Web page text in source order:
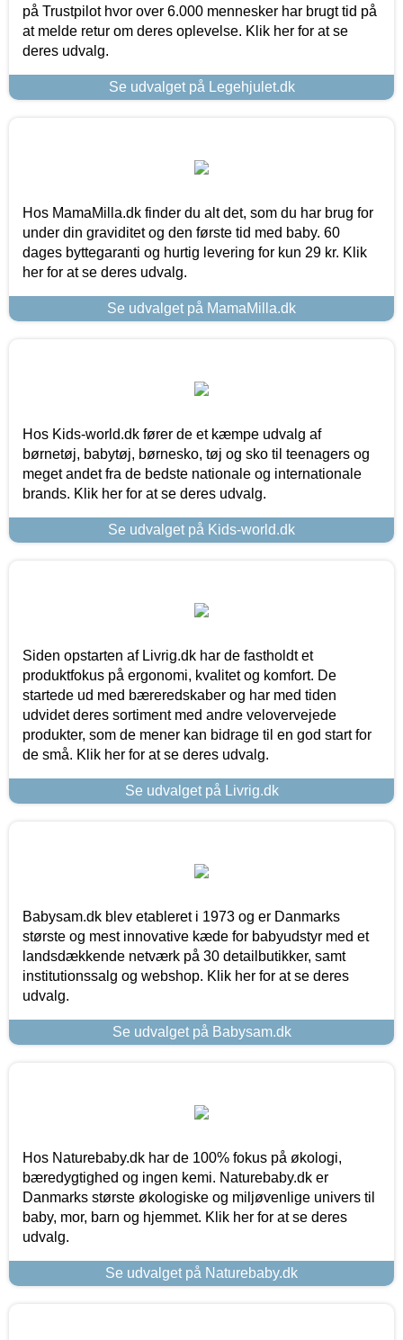
på Trustpilot hvor over 6.000 mennesker har brugt tid på
at melde retur om deres oplevelse. Klik her for at se
deres udvalg.
Se udvalget på Legehjulet.dk
Hos MamaMilla.dk finder du alt det, som du har brug for
under din graviditet og den første tid med baby. 60
dages byttegaranti og hurtig levering for kun 29 kr. Klik
her for at se deres udvalg.
Se udvalget på MamaMilla.dk
Hos Kids-world.dk fører de et kæmpe udvalg af
børnetøj, babytøj, børnesko, tøj og sko til teenagers og
meget andet fra de bedste nationale og internationale
brands. Klik her for at se deres udvalg.
Se udvalget på Kids-world.dk
Siden opstarten af Livrig.dk har de fastholdt et
produktfokus på ergonomi, kvalitet og komfort. De
startede ud med bæreredskaber og har med tiden
udvidet deres sortiment med andre velovervejede
produkter, som de mener kan bidrage til en god start for
de små. Klik her for at se deres udvalg.
Se udvalget på Livrig.dk
Babysam.dk blev etableret i 1973 og er Danmarks
største og mest innovative kæde for babyudstyr med et
landsdækkende netværk på 30 detailbutikker, samt
institutionssalg og webshop. Klik her for at se deres
udvalg.
Se udvalget på Babysam.dk
Hos Naturebaby.dk har de 100% fokus på økologi,
bæredygtighed og ingen kemi. Naturebaby.dk er
Danmarks største økologiske og miljøvenlige univers til
baby, mor, barn og hjemmet. Klik her for at se deres
udvalg.
Se udvalget på Naturebaby.dk